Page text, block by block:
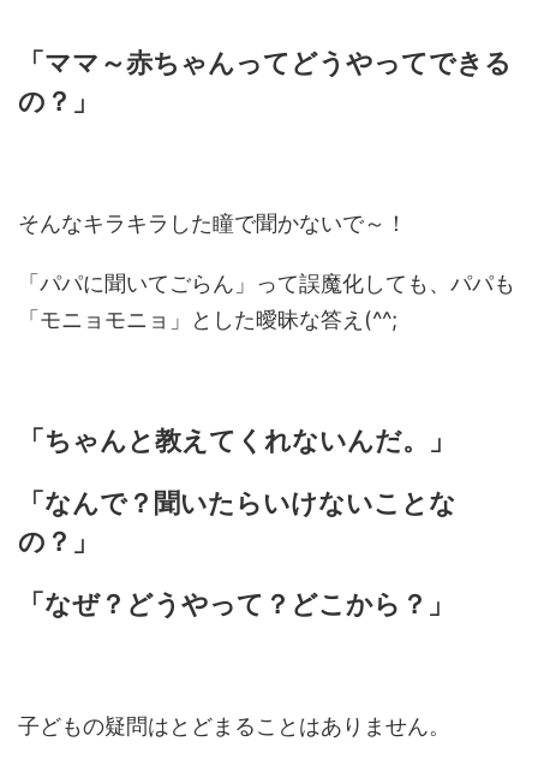
「ママ～赤ちゃんってどうやってできる
の？」
そんなキラキラした瞳で聞かないで～！
「パパに聞いてごらん」って誤魔化しても、パパも
「モニョモニョ」とした曖昧な答え(^^;
「ちゃんと教えてくれないんだ。」
「なんで？聞いたらいけないことな
の？」
「なぜ？どうやって？どこから？」
子どもの疑問はとどまることはありません。